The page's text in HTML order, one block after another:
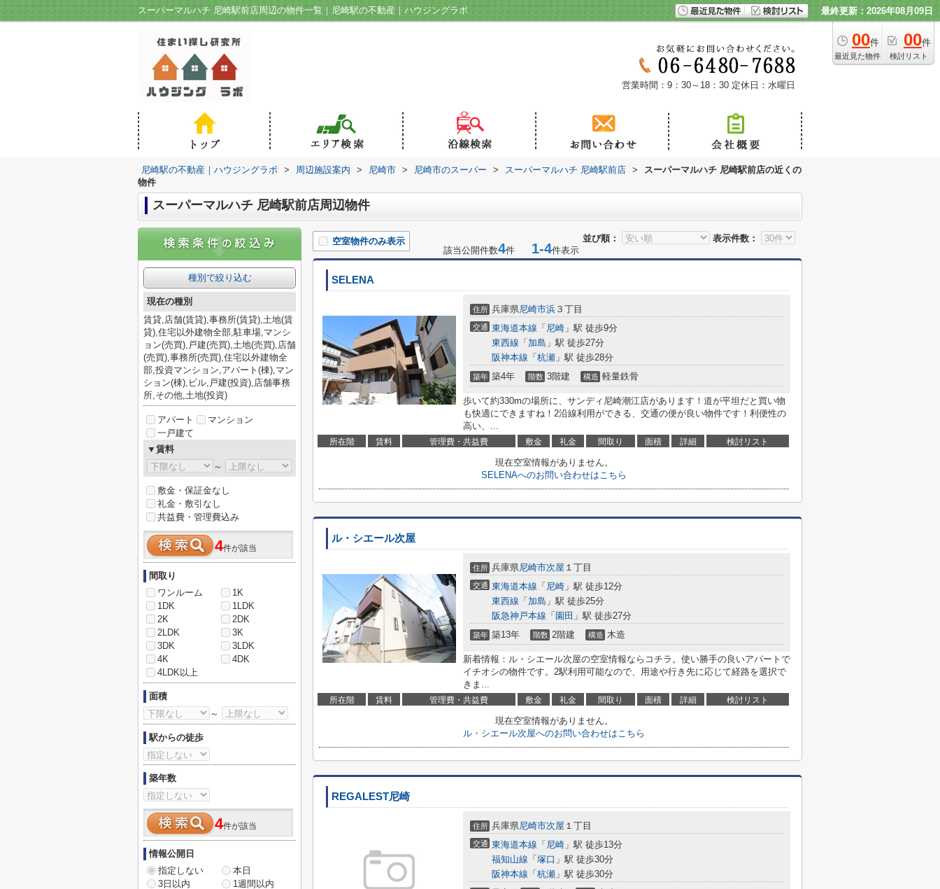
スーパーマルハチ 尼崎駅前店周辺の物件一覧｜尼崎駅の不動産｜ハウジングラボ 最終更新：2026年08月09日
00件
最近見た物件
00件
検討リスト
営業時間：9：30～18：30 定休日：水曜日
尼崎駅の不動産｜ハウジングラボ > 周辺施設案内 > 尼崎市 > 尼崎市のスーパー > スーパーマルハチ 尼崎駅前店 >
スーパーマルハチ 尼崎駅前店の近くの
物件
スーパーマルハチ 尼崎駅前店周辺物件
並び順： 表示件数：
空室物件のみ表示
該当公開件数4件 1-4件表示
SELENA
住所 兵庫県尼崎市浜 ３丁目
交通 東海道本線 「 尼崎 」駅 徒歩9分
東西線 「 加島 」駅 徒歩27分
阪神本線 「 杭瀬 」駅 徒歩28分
築年 築4年 階数 3階建 構造 軽量鉄骨
歩いて約330mの場所に、サンディ尼崎潮江店があります！道が平坦だと買い物
も快適にできますね！2沿線利用ができる、交通の便が良い物件です！利便性の
高い、...
所在階 賃料 管理費・共益費 敷金 礼金 間取り 面積 詳細 検討リスト
現在空室情報がありません。
SELENAへのお問い合わせはこちら
ル・シエール次屋
住所 兵庫県尼崎市次屋 １丁目
交通 東海道本線 「 尼崎 」駅 徒歩12分
東西線 「 加島 」駅 徒歩25分
阪急神戸本線 「 園田 」駅 徒歩27分
築年 築13年 階数 2階建 構造 木造
新着情報：ル・シエール次屋の空室情報ならコチラ。使い勝手の良いアパートで
イチオシの物件です。2駅利用可能なので、用途や行き先に応じて経路を選択で
きま...
所在階 賃料 管理費・共益費 敷金 礼金 間取り 面積 詳細 検討リスト
現在空室情報がありません。
ル・シエール次屋へのお問い合わせはこちら
REGALEST尼崎
住所 兵庫県尼崎市次屋 １丁目
交通 東海道本線 「 尼崎 」駅 徒歩13分
福知山線 「 塚口 」駅 徒歩30分
阪神本線 「 杭瀬 」駅 徒歩30分
種別で絞り込む
現在の種別
賃貸,店舗(賃貸),事務所(賃貸),土地(賃
貸),住宅以外建物全部,駐車場,マンシ
ョン(売買),戸建(売買),土地(売買),店舗
(売買),事務所(売買),住宅以外建物全
部,投資マンション,アパート(棟),マン
ション(棟),ビル,戸建(投資),店舗事務
所,その他,土地(投資)
アパート
マンション
一戸建て
▼賃料
～
敷金・保証金なし
礼金・敷引なし
共益費・管理費込み
4件が該当
間取り
ワンルーム
1K
1DK
1LDK
2K
2DK
2LDK
3K
3DK
3LDK
4K
4DK
4LDK以上
面積
～
駅からの徒歩
築年数
4件が該当
情報公開日
指定しない
本日
3日以内
1週間以内